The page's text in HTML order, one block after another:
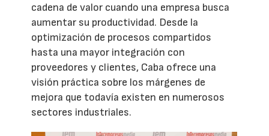
cadena de valor cuando una empresa busca
aumentar su productividad. Desde la
optimización de procesos compartidos
hasta una mayor integración con
proveedores y clientes, Caba ofrece una
visión práctica sobre los márgenes de
mejora que todavía existen en numerosos
sectores industriales.